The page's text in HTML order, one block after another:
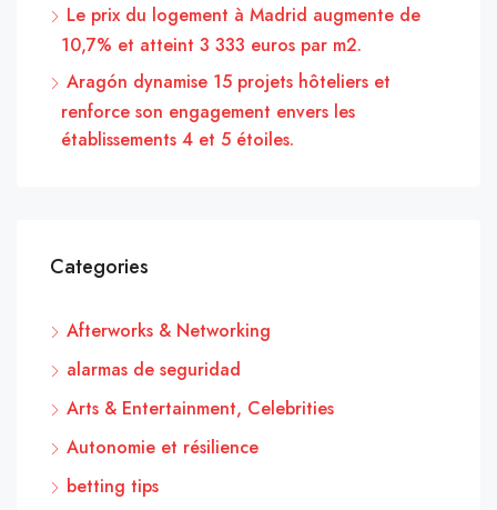
Le prix du logement à Madrid augmente de
10,7% et atteint 3 333 euros par m2.
Aragón dynamise 15 projets hôteliers et
renforce son engagement envers les
établissements 4 et 5 étoiles.
Categories
Afterworks & Networking
alarmas de seguridad
Arts & Entertainment, Celebrities
Autonomie et résilience
betting tips